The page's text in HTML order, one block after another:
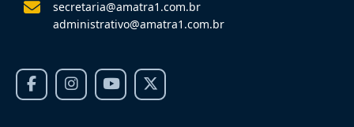
secretaria@amatra1.com.br
administrativo@amatra1.com.br